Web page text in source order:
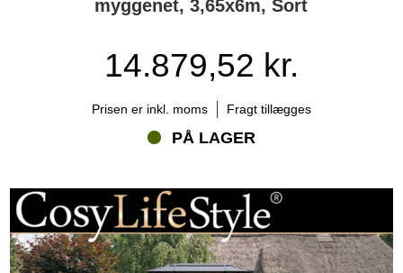
myggenet, 3,65x6m, Sort
14.879,52 kr.
Prisen er inkl. moms Fragt tillægges
PÅ LAGER